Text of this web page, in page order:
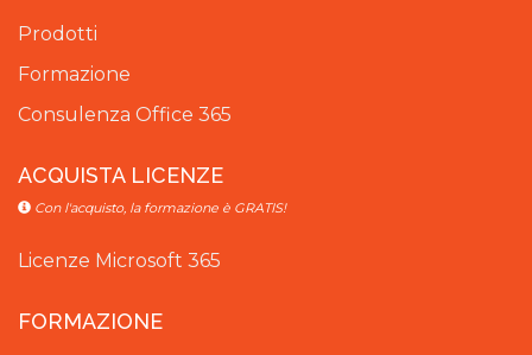
Prodotti
Formazione
Consulenza Office 365
ACQUISTA LICENZE
Con l'acquisto, la formazione è GRATIS!
Licenze Microsoft 365
FORMAZIONE